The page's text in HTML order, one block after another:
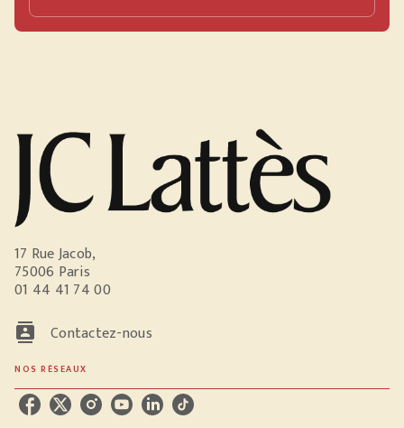
17 Rue Jacob,
75006 Paris
01 44 41 74 00
contacts Contactez-nous
NOS RÉSEAUX